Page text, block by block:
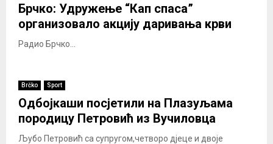
Брчко: Удружење “Кап спаса”
организовало акцију даривања крви
Радио Брчко...
Brčko Sport
Одбојкаши посјетили на Плазуљама
породицу Петровић из Вучиловца
Љубо Петровић са супругом,четворо дјеце и двоје